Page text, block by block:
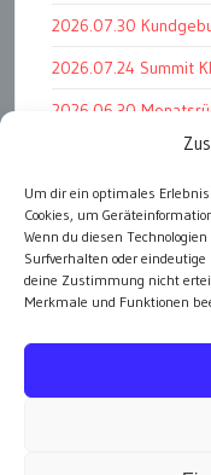
Um dir ein optimales
Cookies, um
Wenn du diesen
Surfverhalten oder
deine Zustimmung nicht
Merkmale und Funktionen
2026.07.30
2026.07.24 Summit
2026.06.30
2026.07.11 Worauf
2026.07.01
2026.07.07 Open